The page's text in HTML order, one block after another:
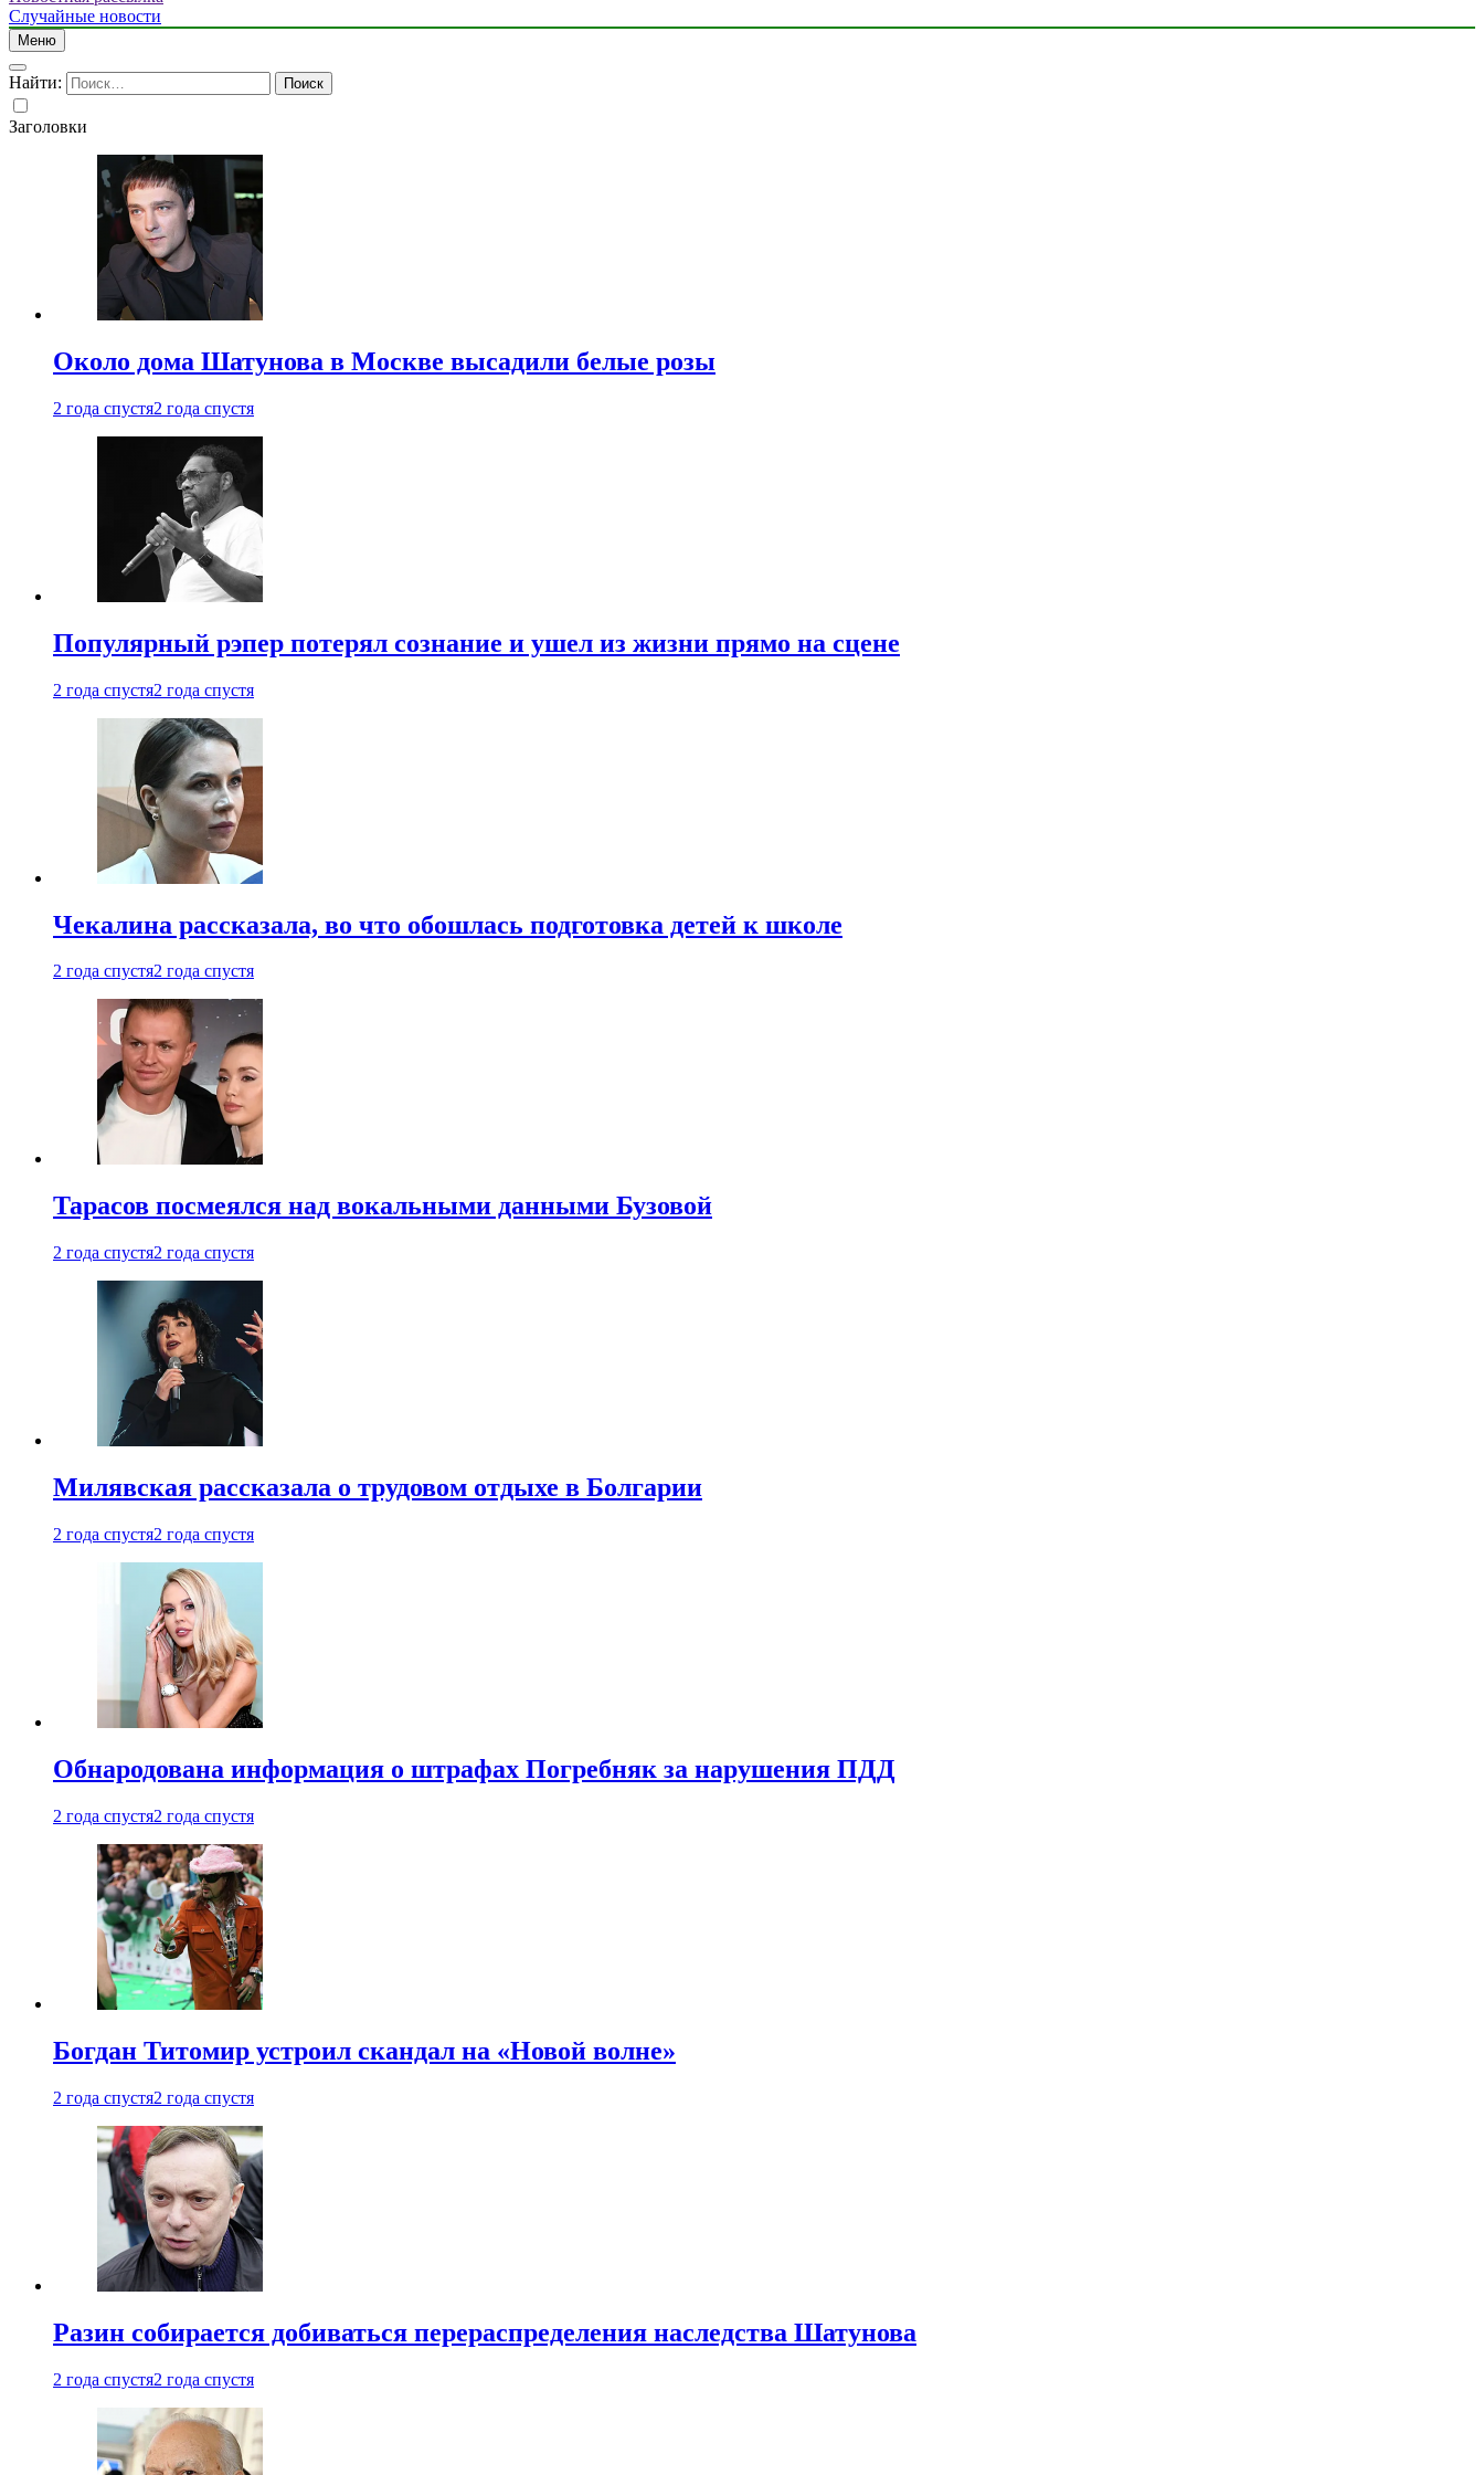
Случайные новости
Меню
Найти:
Заголовки
Около дома Шатунова в Москве высадили белые розы
2 года спустя2 года спустя
Популярный рэпер потерял сознание и ушел из жизни прямо на сцене
2 года спустя2 года спустя
Чекалина рассказала, во что обошлась подготовка детей к школе
2 года спустя2 года спустя
Тарасов посмеялся над вокальными данными Бузовой
2 года спустя2 года спустя
Милявская рассказала о трудовом отдыхе в Болгарии
2 года спустя2 года спустя
Обнародована информация о штрафах Погребняк за нарушения ПДД
2 года спустя2 года спустя
Богдан Титомир устроил скандал на «Новой волне»
2 года спустя2 года спустя
Разин собирается добиваться перераспределения наследства Шатунова
2 года спустя2 года спустя